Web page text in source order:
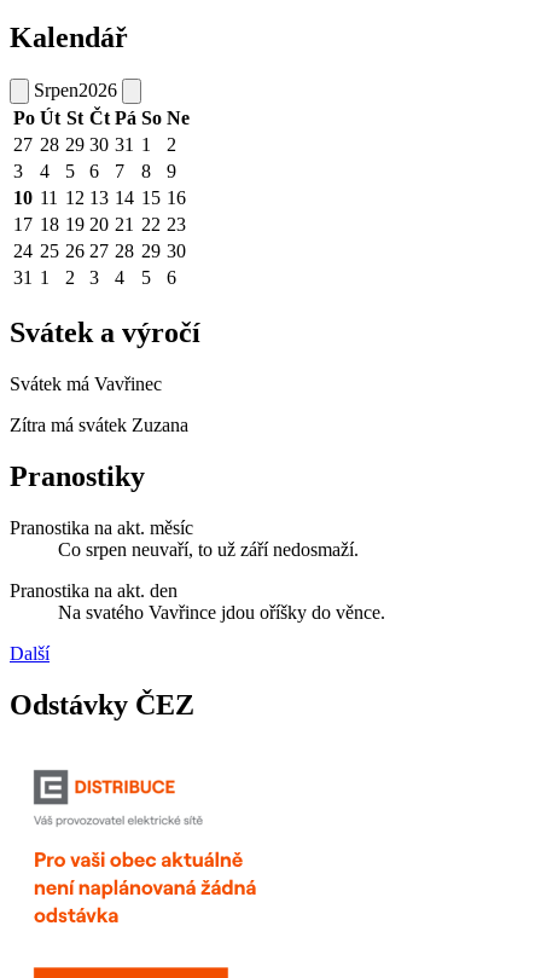
Kalendář
Srpen2026
Po Út St Čt Pá So Ne
27 28 29 30 31 1
2
3
4 5 6 7 8
9
10 11 12 13 14 15 16
17 18 19 20 21 22 23
24 25 26 27 28 29 30
31 1 2 3 4 5 6
Svátek a výročí
Svátek má Vavřinec
Zítra má svátek Zuzana
Pranostiky
Pranostika na akt. měsíc
Co srpen neuvaří, to už září nedosmaží.
Pranostika na akt. den
Na svatého Vavřince jdou oříšky do věnce.
Další
Odstávky ČEZ